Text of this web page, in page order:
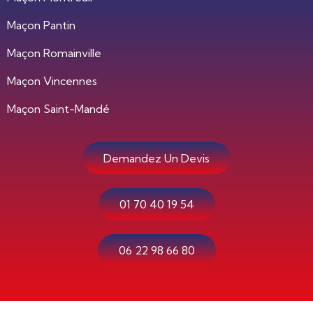
Maçon Pantin
Maçon Romainville
Maçon Vincennes
Maçon Saint-Mandé
Demandez Un Devis
01 70 40 19 54
06 22 98 66 80